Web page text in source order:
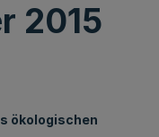
2015
ökologischen